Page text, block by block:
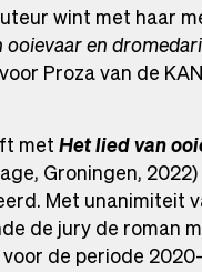
wint met haar
ooievaar en
Proza van de
metHet lied van
Groningen,
Met unanimiteit
de jury de roman
de periode